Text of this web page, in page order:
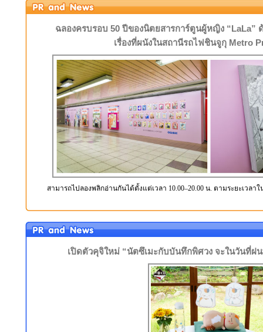
ฉลองครบรอบ 50 ปีของนิตยสารการ์ตูนผู้หญิง “LaLa”
เรื่องที่ผนังในสถานีรถไฟชินจูกุ Metro
สามารถไปลองพลิกอ่านกันได้ตั้งแต่เวลา 10.00–20.00 น. ตามระยะเวลา
เปิดตัวคุจิใหม่ “นัตซึเมะกับบันทึกพิศวง จะในวันที่ฝ